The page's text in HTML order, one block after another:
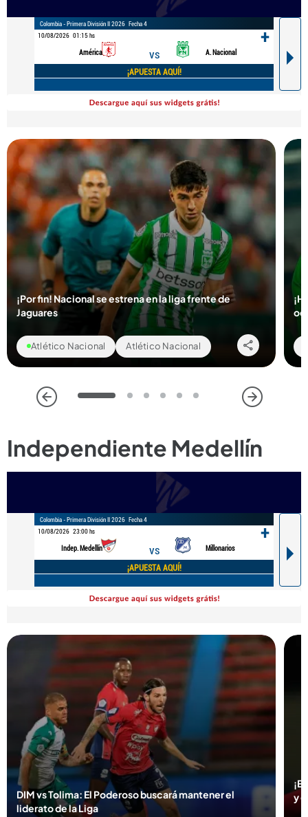
¡Por fin! Nacional se estrena en la liga frente de
Jaguares
Atlético Nacional Atlético Nacional
1 2 3 4 5 6
Independiente Medellín
DIM vs Tolima: El Poderoso buscará mantener el
liderato de la Liga
y